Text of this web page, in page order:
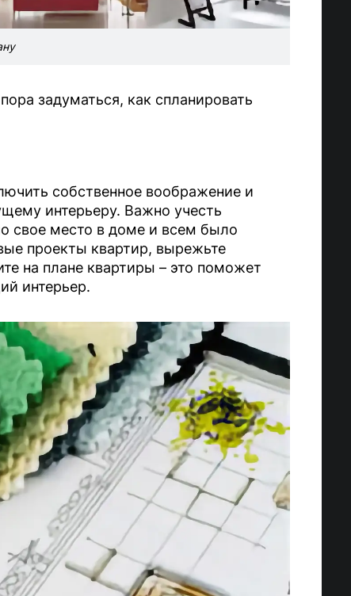
задуматься, как спланировать
собственное воображение и
интерьеру. Важно учесть
свое место в доме и всем было
проекты квартир, вырежьте
на плане квартиры – это поможет
интерьер.